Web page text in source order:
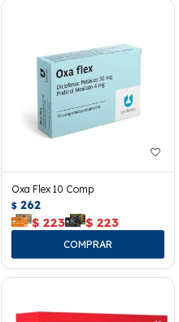
Oxa Flex 10 Comp
$ 262
$ 223 $ 223